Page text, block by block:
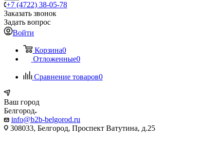
+7 (4722) 38-05-78
Заказать звонок
Задать вопрос
Войти
Корзина0
Отложенные0
Сравнение товаров0
Ваш город
Белгород
info@b2b-belgorod.ru
308033, Белгород, Проспект Ватутина, д.25